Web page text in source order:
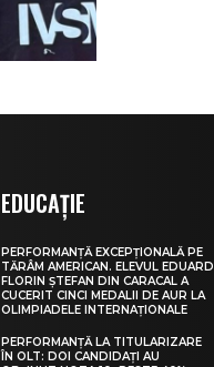
EDUCAȚIE
PERFORMANȚĂ EXCEPȚIONALĂ PE
TĂRÂM AMERICAN. ELEVUL EDUARD
FLORIN ȘTEFAN DIN CARACAL A
CUCERIT CINCI MEDALII DE AUR LA
OLIMPIADELE INTERNAȚIONALE
PERFORMANȚĂ LA TITULARIZARE
ÎN OLT: DOI CANDIDAȚI AU